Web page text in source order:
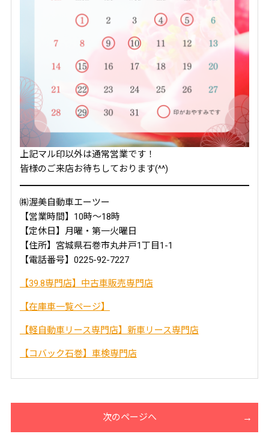
上記マル印以外は通常営業です！
皆様のご来店お待ちしております(^^)
㈱渥美自動車エーツー
【営業時間】10時～18時
【定休日】月曜・第一火曜日
【住所】宮城県石巻市丸井戸1丁目1-1
【電話番号】0225-92-7227
【39.8専門店】中古車販売専門店
【在庫車一覧ページ】
【軽自動車リース専門店】新車リース専門店
【コバック石巻】車検専門店
次のページへ